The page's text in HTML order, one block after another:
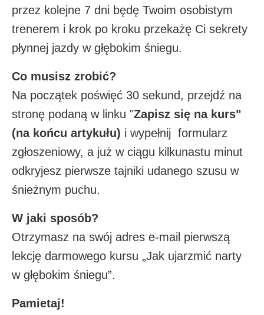
przez kolejne 7 dni będę Twoim osobistym
trenerem i krok po kroku przekażę Ci sekrety
płynnej jazdy w głębokim śniegu.
Co musisz zrobić?
Na początek poświęć 30 sekund, przejdź na
stronę podaną w linku "Zapisz się na kurs"
(na końcu artykułu) i wypełnij formularz
zgłoszeniowy, a już w ciągu kilkunastu minut
odkryjesz pierwsze tajniki udanego szusu w
śnieżnym puchu.
W jaki sposób?
Otrzymasz na swój adres e-mail pierwszą
lekcję darmowego kursu „Jak ujarzmić narty
w głębokim śniegu”.
Pamietaj!